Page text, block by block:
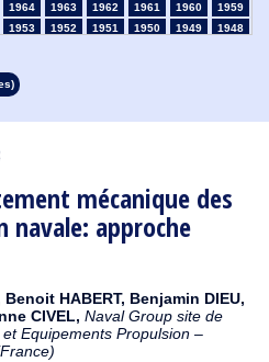
mécanique des
navale: approche
HABERT, Benjamin DIEU,
CIVEL, Naval Group site de
Equipements Propulsion –
1964 1963 1962 1961 1960
1959
1953 1952 1951 1950 1949
1948
1908